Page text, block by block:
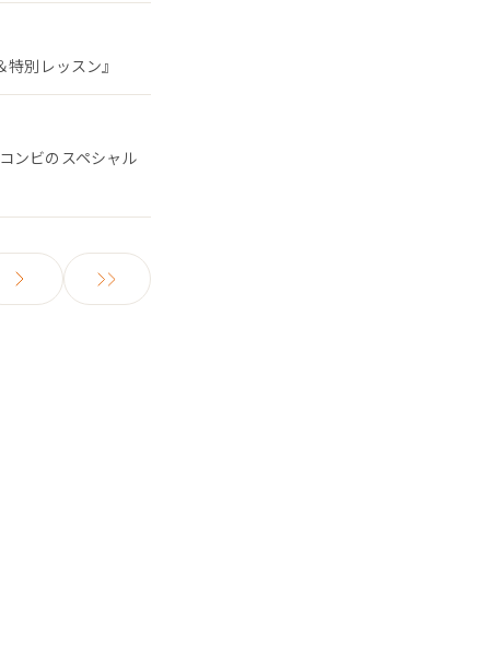
別レッスン』
ンビのスペシャル